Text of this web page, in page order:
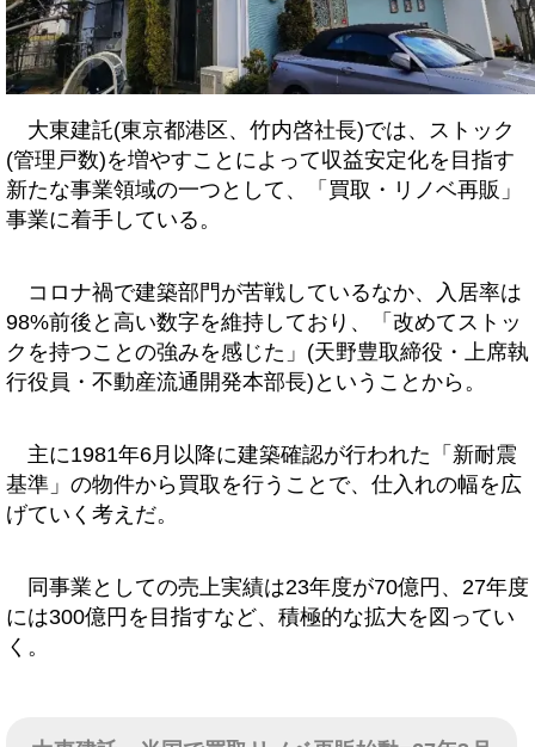
大東建託(東京都港区、竹内啓社長)では、ストック
(管理戸数)を増やすことによって収益安定化を目指す
新たな事業領域の一つとして、「買取・リノベ再販」
事業に着手している。
コロナ禍で建築部門が苦戦しているなか、入居率は
98%前後と高い数字を維持しており、「改めてストッ
クを持つことの強みを感じた」(天野豊取締役・上席執
行役員・不動産流通開発本部長)ということから。
主に1981年6月以降に建築確認が行われた「新耐震
基準」の物件から買取を行うことで、仕入れの幅を広
げていく考えだ。
同事業としての売上実績は23年度が70億円、27年度
には300億円を目指すなど、積極的な拡大を図ってい
く。